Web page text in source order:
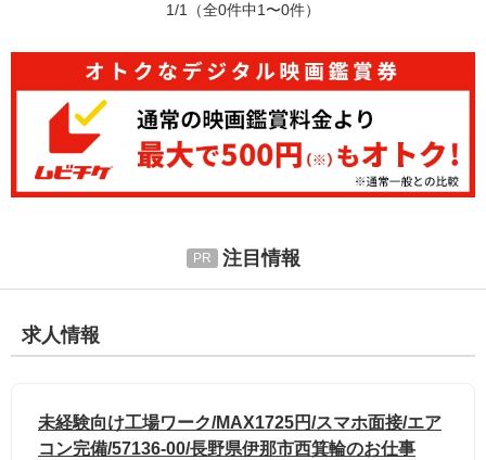
1/1 （全0件中1〜0件）
注目情報
求人情報
未経験向け工場ワーク/MAX1725円/スマホ面接/エア
コン完備/57136-00/長野県伊那市西箕輪のお仕事